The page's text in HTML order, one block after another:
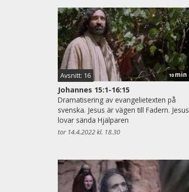
Avsnitt: 16 10 min
Johannes 15:1-16:15
Dramatisering av evangelietexten på
svenska. Jesus är vägen till Fadern. Jesus
lovar sända Hjälparen
tor 14.4.2022 kl. 18.30